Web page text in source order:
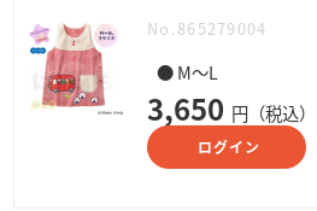
No.865279004
● M～L
3,650 円（税込）
ログイン